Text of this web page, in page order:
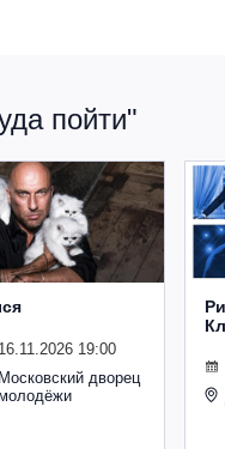
пойти"
16.11.2026 19:00
Московский дворец
молодёжи